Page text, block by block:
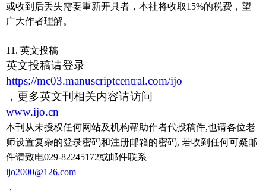
或收到后丢失需要重新开具者，本社将收取15%的税费，望
广大作者理解。
1 1 . 英文投稿
英文投稿请登录
https://mc03.manuscriptcentral.com/ijo
，更多英文刊相关内容请访问
www.ijo.cn
本刊从未授权任何网站及机构帮助作者代投稿件,也请各位老
师设置复杂的登录密码和注册邮箱的密码, 若收到任何可疑邮
件请致电029-82245172或邮件联系
ijo2000@126.com
，